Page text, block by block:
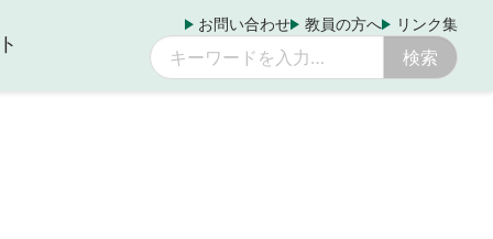
お問い合わせ 教員の方へ リンク集